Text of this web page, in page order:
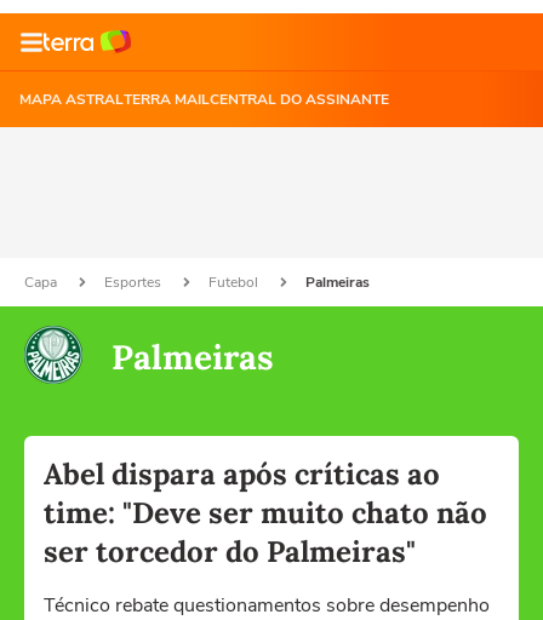
MAPA ASTRALTERRA MAILCENTRAL DO ASSINANTE
Capa Esportes Futebol Palmeiras
Palmeiras
Abel dispara após críticas ao
time: "Deve ser muito chato não
ser torcedor do Palmeiras"
Técnico rebate questionamentos sobre desempenho